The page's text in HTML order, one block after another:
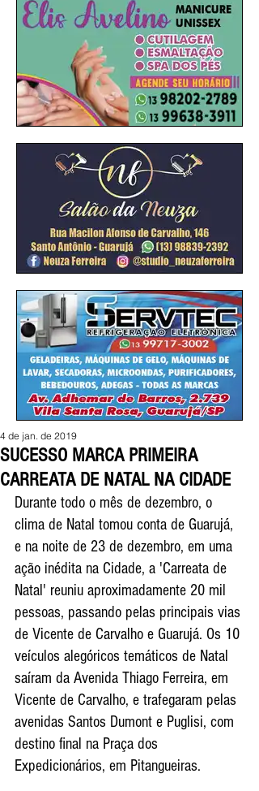
SUCESSO MARCA PRIMEIRA
CARREATA DE NATAL NA CIDADE
4 de jan. de 2019
Durante todo o mês de dezembro, o
clima de Natal tomou conta de Guarujá,
e na noite de 23 de dezembro, em uma
ação inédita na Cidade, a 'Carreata de
Natal' reuniu aproximadamente 20 mil
pessoas, passando pelas principais vias
de Vicente de Carvalho e Guarujá. Os 10
veículos alegóricos temáticos de Natal
saíram da Avenida Thiago Ferreira, em
Vicente de Carvalho, e trafegaram pelas
avenidas Santos Dumont e Puglisi, com
destino final na Praça dos
Expedicionários, em Pitangueiras.